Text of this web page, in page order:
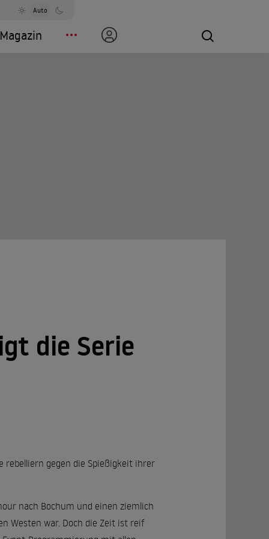
Auto
Magazin
die Serie
rebelliern gegen die Spießigkeit ihrer
nach Bochum und einen ziemlich
Westen war. Doch die Zeit ist reif